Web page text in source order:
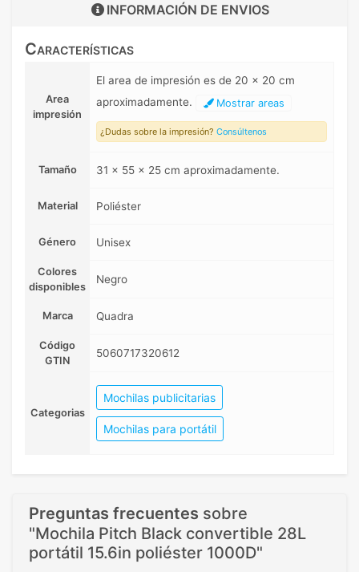
INFORMACIÓN DE ENVIOS
Características
Area
impresión
El area de impresión es de 20 x 20 cm
aproximadamente.
Mostrar areas
¿Dudas sobre la impresión? Consúltenos
Tamaño 31 x 55 x 25 cm aproximadamente.
Material Poliéster
Género Unisex
Colores
disponibles
Negro
Marca Quadra
Código
GTIN
5060717320612
Categorias
Mochilas publicitarias
Mochilas para portátil
Preguntas frecuentes sobre
"Mochila Pitch Black convertible 28L
portátil 15.6in poliéster 1000D"